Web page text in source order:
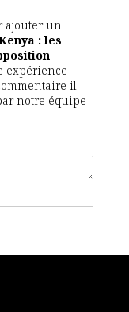
ajouter un
: les
expérience
il
notre équipe